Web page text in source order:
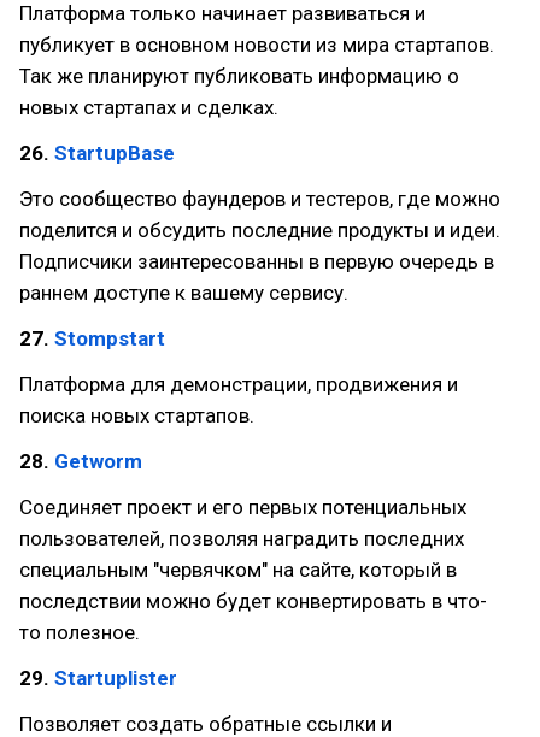
Платформа только начинает развиваться и
публикует в основном новости из мира стартапов.
Так же планируют публиковать информацию о
новых стартапах и сделках.
26. StartupBase
Это сообщество фаундеров и тестеров, где можно
поделится и обсудить последние продукты и идеи.
Подписчики заинтересованны в первую очередь в
раннем доступе к вашему сервису.
27. Stompstart
Платформа для демонстрации, продвижения и
поиска новых стартапов.
28. Getworm
Соединяет проект и его первых потенциальных
пользователей, позволяя наградить последних
специальным "червячком" на сайте, который в
последствии можно будет конвертировать в что-
то полезное.
29. Startuplister
Позволяет создать обратные ссылки и